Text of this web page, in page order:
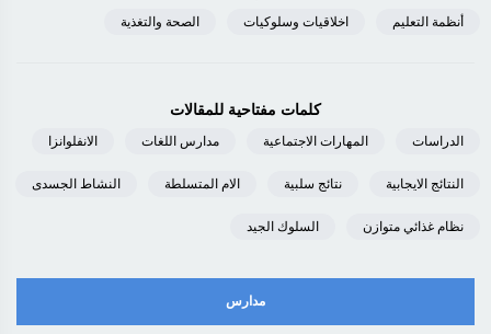
أنظمة التعليم اخلاقيات وسلوكيات الصحة والتغذية
كلمات مفتاحية للمقالات
الدراسات المهارات الاجتماعية مدارس اللغات الانفلوانزا
النتائج الايجابية نتائج سلبية الام المتسلطة النشاط الجسدى
نظام غذائي متوازن السلوك الجيد
مدارس